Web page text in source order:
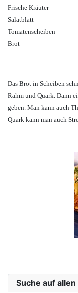
Frische Kräuter
Salatblatt
Tomatenscheiben
Brot
Das Brot in Scheiben
Rahm und Quark. Dann
geben. Man kann auch
Quark kann man auch
Suche auf allen